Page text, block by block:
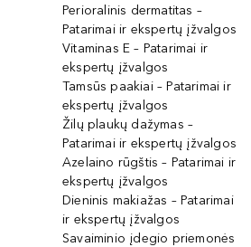
Perioralinis dermatitas –
Patarimai ir ekspertų įžvalgos
Vitaminas E – Patarimai ir
ekspertų įžvalgos
Tamsūs paakiai – Patarimai ir
ekspertų įžvalgos
Žilų plaukų dažymas –
Patarimai ir ekspertų įžvalgos
Azelaino rūgštis – Patarimai ir
ekspertų įžvalgos
Dieninis makiažas – Patarimai
ir ekspertų įžvalgos
Savaiminio įdegio priemonės